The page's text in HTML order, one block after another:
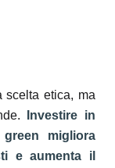
scelta etica, ma
Investire in
migliora
e aumenta il